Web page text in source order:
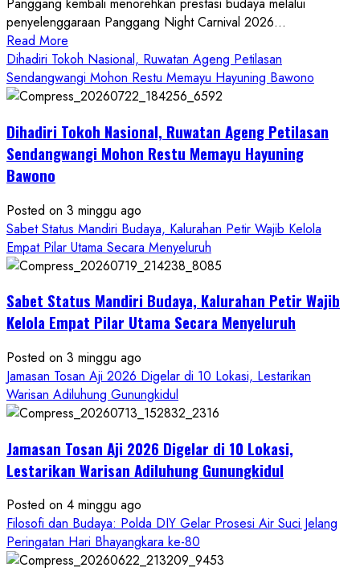
Panggang kembali menorehkan prestasi budaya melalui
penyelenggaraan Panggang Night Carnival 2026...
Read More
more
about
Panggang
Carnival
2026:
dan
Budaya
dalam
Semangat
Masyarakat
Dihadiri Tokoh Nasional, Ruwatan Ageng Petilasan
Sendangwangi Mohon Restu Memayu Hayuning Bawono
Dihadiri Tokoh Nasional, Ruwatan Ageng Petilasan
Sendangwangi Mohon Restu Memayu Hayuning
Bawono
Posted on 3 minggu ago
Sabet Status Mandiri Budaya, Kalurahan Petir Wajib Kelola
Empat Pilar Utama Secara Menyeluruh
Sabet Status Mandiri Budaya, Kalurahan Petir Wajib
Kelola Empat Pilar Utama Secara Menyeluruh
Posted on 3 minggu ago
Jamasan Tosan Aji 2026 Digelar di 10 Lokasi, Lestarikan
Warisan Adiluhung Gunungkidul
Jamasan Tosan Aji 2026 Digelar di 10 Lokasi,
Lestarikan Warisan Adiluhung Gunungkidul
Posted on 4 minggu ago
Filosofi dan Budaya: Polda DIY Gelar Prosesi Air Suci Jelang
Peringatan Hari Bhayangkara ke-80